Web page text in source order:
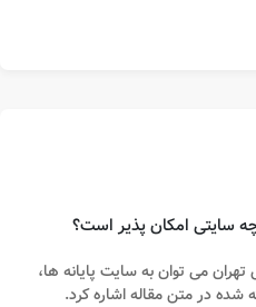
می توان به سایت پایانه ها،